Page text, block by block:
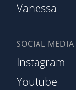
Vanessa
SOCIAL MEDIA
Instagram
Youtube